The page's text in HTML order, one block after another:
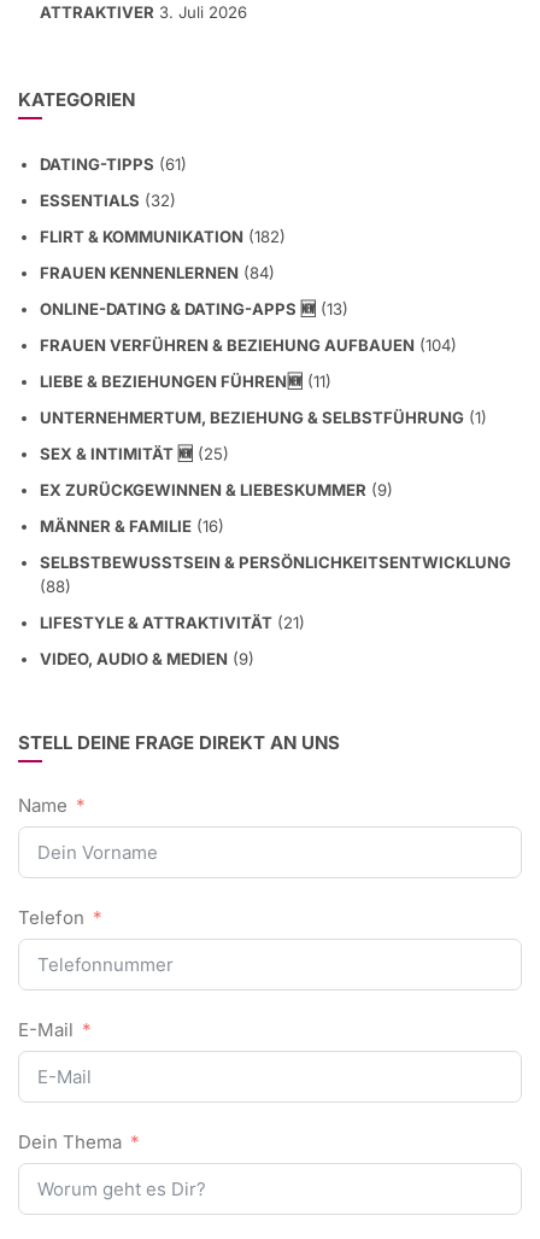
ATTRAKTIVER 3. Juli 2026
KATEGORIEN
DATING-TIPPS (61)
ESSENTIALS (32)
FLIRT & KOMMUNIKATION (182)
FRAUEN KENNENLERNEN (84)
ONLINE-DATING & DATING-APPS 🆕 (13)
FRAUEN VERFÜHREN & BEZIEHUNG AUFBAUEN (104)
LIEBE & BEZIEHUNGEN FÜHREN🆕 (11)
UNTERNEHMERTUM, BEZIEHUNG & SELBSTFÜHRUNG (1)
SEX & INTIMITÄT 🆕 (25)
EX ZURÜCKGEWINNEN & LIEBESKUMMER (9)
MÄNNER & FAMILIE (16)
SELBSTBEWUSSTSEIN & PERSÖNLICHKEITSENTWICKLUNG
(88)
LIFESTYLE & ATTRAKTIVITÄT (21)
VIDEO, AUDIO & MEDIEN (9)
STELL DEINE FRAGE DIREKT AN UNS
Name
Telefon
E-Mail
Dein Thema